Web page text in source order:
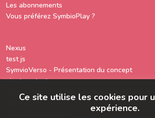
Les abonnements
Vous préférez SymbioPlay ?
Nexus
test js
SymvioVerso - Présentation du concept
ajout contact
SymbioMail - Analyse Galaxie
Formulaire
Ce site utilise les cookies pour
expérience.